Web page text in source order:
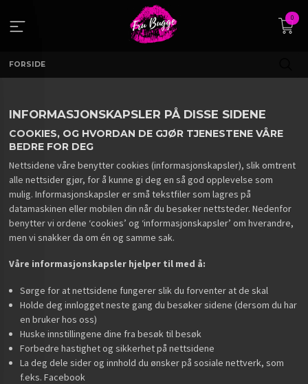
innholdet
0
FORSIDE
INFORMASJONSKAPSLER PÅ DISSE SIDENE
COOKIES, OG HVORDAN DE GJØR TJENESTENE VÅRE
BEDRE FOR DEG
Nettsidene våre benytter cookies (informasjonskapsler), slik omtrent
alle nettsider gjør, for å kunne gi deg en så god opplevelse som
mulig. Informasjonskapsler er små tekstfiler som lagres på
datamaskinen eller mobilen din når du besøker nettsteder. Nedenfor
benytter vi ordene ‘cookies’ og ‘informasjonskapsler’ om hverandre,
men vi snakker da om én og samme sak.
Våre informasjonskapsler hjelper til med å:
Sørge for at nettsidene fungerer slik du forventer at de skal
Holde deg innlogget neste gang du besøker sidene (dersom du har
en bruker hos oss)
Huske innstillingene dine fra besøk til besøk
Forbedre hastighet og sikkerhet på nettsidene
La deg dele sider og innhold du ønsker på sosiale nettverk, som
f.eks. Facebook